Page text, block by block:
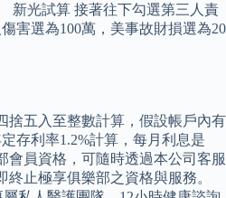
新光試算 接著往下勾選第三人責
害選為100萬，美事故財損選為20
捨五入至整數計算，假設帳戶內有
存利率1.2%計算，每月利息是
會員資格，可隨時透過本公司客服
止極享俱樂部之資格與服務。